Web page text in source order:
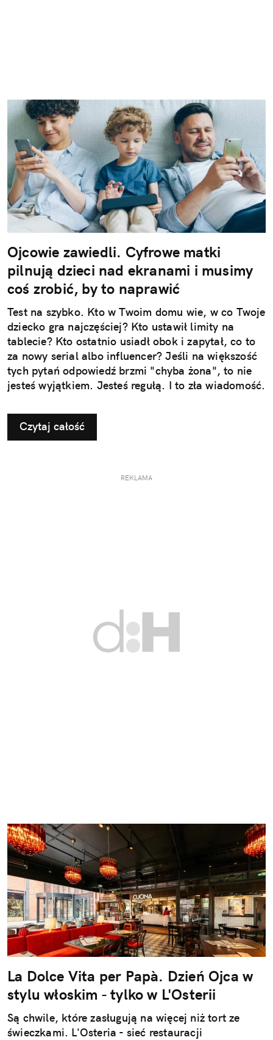
Ojcowie zawiedli. Cyfrowe matki
pilnują dzieci nad ekranami i musimy
coś zrobić, by to naprawić
Test na szybko. Kto w Twoim domu wie, w co Twoje
dziecko gra najczęściej? Kto ustawił limity na
tablecie? Kto ostatnio usiadł obok i zapytał, co to
za nowy serial albo influencer? Jeśli na większość
tych pytań odpowiedź brzmi "chyba żona", to nie
jesteś wyjątkiem. Jesteś regułą. I to zła wiadomość.
Czytaj całość
REKLAMA
La Dolce Vita per Papà. Dzień Ojca w
stylu włoskim - tylko w L'Osterii
Są chwile, które zasługują na więcej niż tort ze
świeczkami. L'Osteria - sieć restauracji